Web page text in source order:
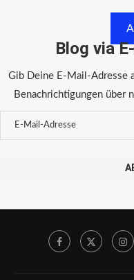
Blog via
Gib Deine E-Mail-Adresse
Benachrichtigungen über